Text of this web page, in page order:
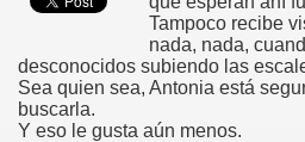
Tampoco recibe
nada, nada,
desconocidos subiendo las
Sea quien sea, Antonia está
buscarla.
Y eso le gusta aún menos.